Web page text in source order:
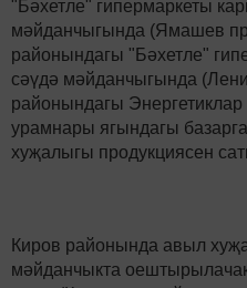
"Бәхетле" гипермаркеты
мәйданчыгында (Ямашев
районындагы "Бәхетле"
сәүдә мәйданчыгында
районындагы
урамнары ягындагы
хуҗалыгы продукциясен
Киров районында авыл
мәйданчыкта